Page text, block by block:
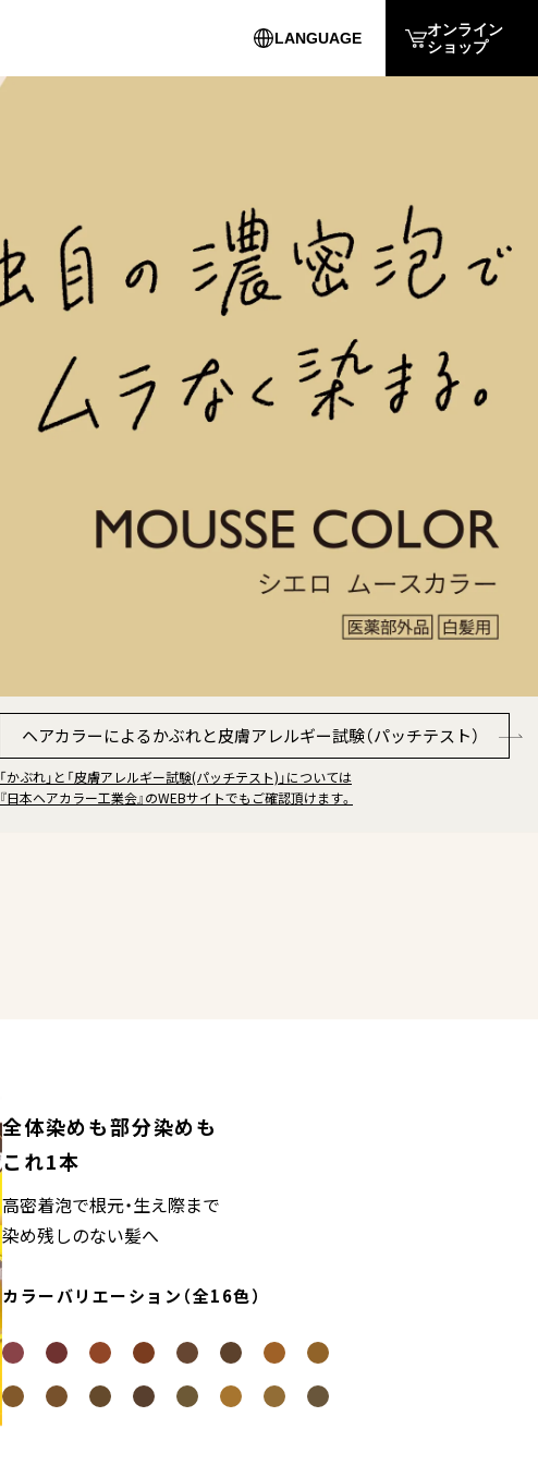
LANGUAGE
繁体中文
オンライン
ショップ
ヘアカラーによるかぶれと皮膚アレルギー試験（パッチテスト）
「かぶれ」と「皮膚アレルギー試験(パッチテスト)」については
『日本ヘアカラー工業会』のWEBサイトでもご確認頂けます。
全体染めも部分染めも
これ1本
高密着泡で根元・生え際まで
染め残しのない髪へ
カラーバリエーション（全16色）